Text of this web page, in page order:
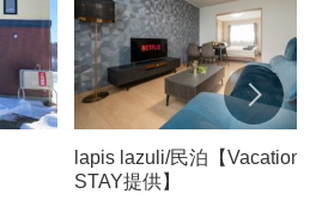
lapis lazuli/民泊【Vacation
STAY提供】